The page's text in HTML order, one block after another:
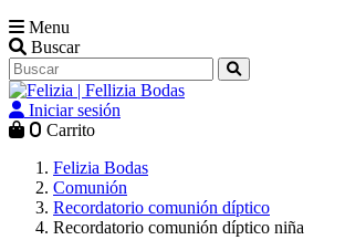
Menu
Buscar
Iniciar sesión
0 Carrito
Felizia Bodas
Comunión
Recordatorio comunión díptico
Recordatorio comunión díptico niña